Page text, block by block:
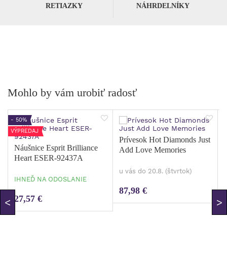
RETIAZKY NÁHRDELNÍKY
Mohlo by vám urobiť radosť
- 50%
VÝPREDAJ
Náušnice Esprit Brilliance
Heart ESER-92437A
IHNEĎ NA ODOSLANIE
27,57 €
Prívesok Hot Diamonds Just
Add Love Memories
u vás do 20.8. (štvrtok)
87,98 €